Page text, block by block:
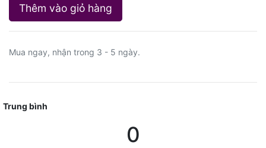
Thêm vào giỏ hàng
Mua ngay, nhận trong 3 - 5 ngày.
Trung bình
0